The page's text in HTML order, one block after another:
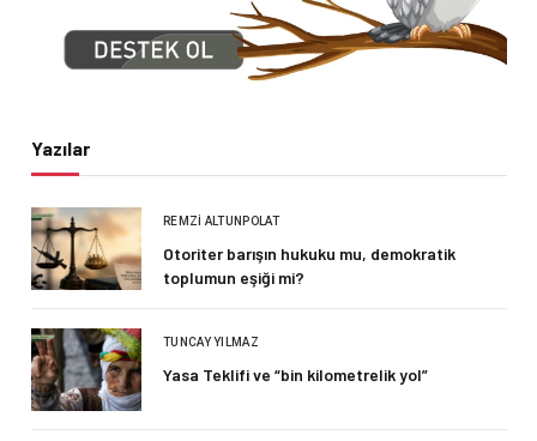
Yazılar
REMZI ALTUNPOLAT
Otoriter barışın hukuku mu, demokratik
toplumun eşiği mi?
TUNCAY YILMAZ
Yasa Teklifi ve “bin kilometrelik yol”